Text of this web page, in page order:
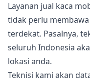
Layanan jual kaca
tidak perlu
terdekat. Pasalnya,
seluruh Indonesia
lokasi anda.
Teknisi kami akan